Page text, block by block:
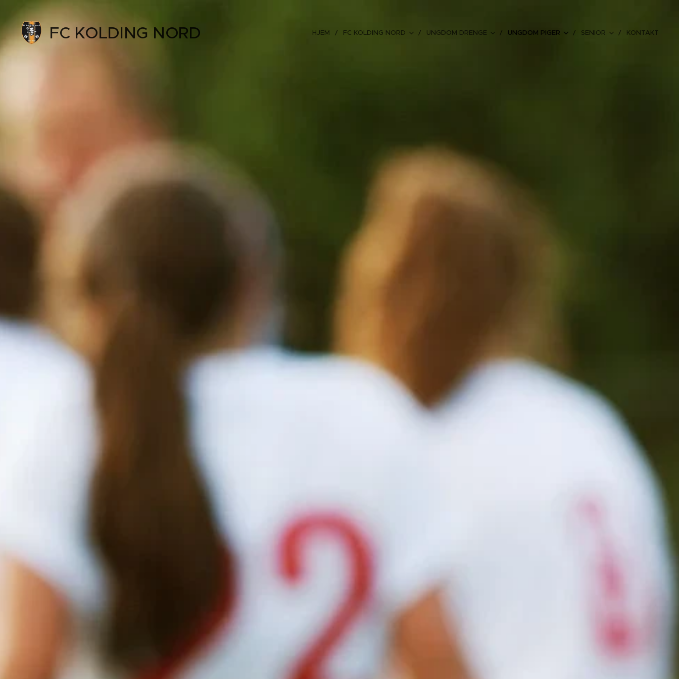
FC KOLDING NORD HJEM FC KOLDING NORD UNGDOM DRENGE UNGDOM PIGER SENIOR KONTAKT